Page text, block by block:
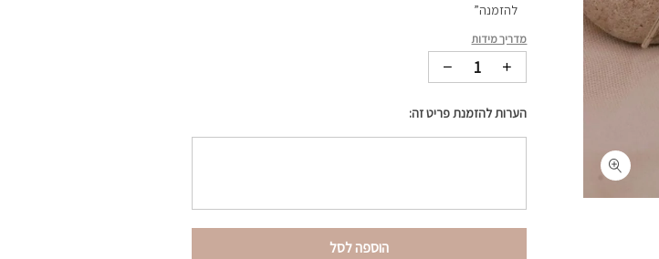
להזמנה”
מדריך מידות
הערות להזמנת פריט זה:
הוספה לסל